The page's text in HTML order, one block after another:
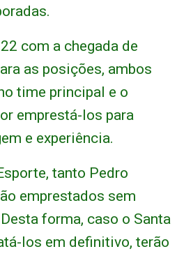
com a chegada de
as posições, ambos
time principal e o
emprestá-los para
e experiência.
tanto Pedro
emprestados sem
forma, caso o Santa
los em definitivo, terão